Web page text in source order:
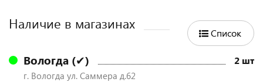
Наличие в магазинах
Список
Вологда (✔) 2 шт
г. Вологда ул. Саммера д.62